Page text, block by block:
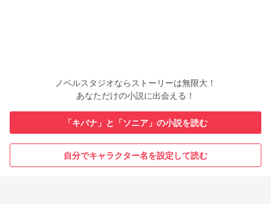
ノベルスタジオならストーリーは無限大！
あなただけの小説に出会える！
「キバナ」と「ソニア」の小説を読む
自分でキャラクター名を設定して読む